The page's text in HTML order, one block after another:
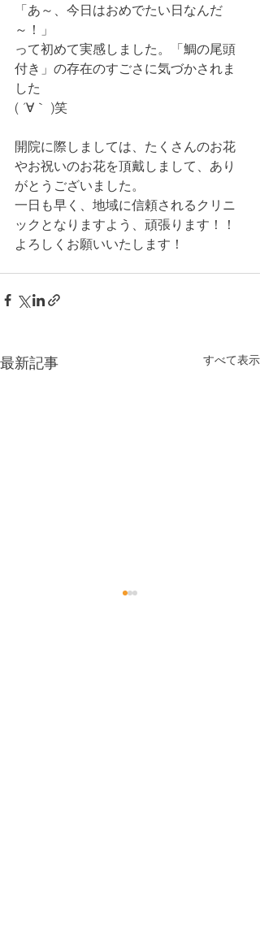
「あ～、今日はおめでたい日なんだ
～！」
って初めて実感しました。「鯛の尾頭
付き」の存在のすごさに気づかされま
した
( ´∀｀ )笑
開院に際しましては、たくさんのお花
やお祝いのお花を頂戴しまして、あり
がとうございました。
一日も早く、地域に信頼されるクリニ
ックとなりますよう、頑張ります！！
よろしくお願いいたします！
最新記事 すべて表示